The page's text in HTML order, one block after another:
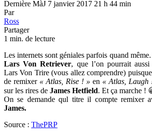
Dernière MàJ 7 janvier 2017 21 h 44 min
Par
Ross
Partager
1 min. de lecture
Les internets sont géniales parfois quand
Lars Von Retriever, que l’on pourrait
Lars Von Trire (vous allez comprendre)
de remixer « Atlas, Rise ! » en « Atlas, Laugh
sur les rires de James Hetfield. Et ça marche !
On se demande qul titre il compte remixer
James.
Source : ThePRP